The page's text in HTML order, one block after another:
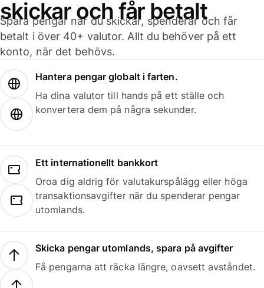
skickar och får betalt
Spara pengar när du skickar, spenderar och får
betalt i över 40+ valutor. Allt du behöver på ett
konto, när det behövs.
Hantera pengar globalt i farten.
Ha dina valutor till hands på ett ställe och
konvertera dem på några sekunder.
Ett internationellt bankkort
Oroa dig aldrig för valutakurspålägg eller höga
transaktionsavgifter när du spenderar pengar
utomlands.
Skicka pengar utomlands, spara på avgifter
Få pengarna att räcka längre, oavsett avståndet.